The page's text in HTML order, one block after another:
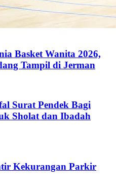
Basket Wanita 2026,
Tampil di Jerman
Surat Pendek Bagi
Sholat dan Ibadah
Kekurangan Parkir